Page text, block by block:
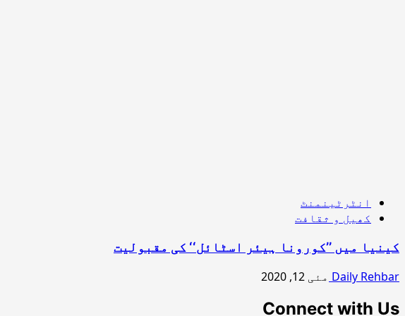
انٹرٹینمنٹ
کھیل و ثقافت
کینیا میں ’’کورونا ہیئر اسٹائل‘‘ کی مقبولیت
Daily Rehbar مئی 12, 2020
Connect with Us